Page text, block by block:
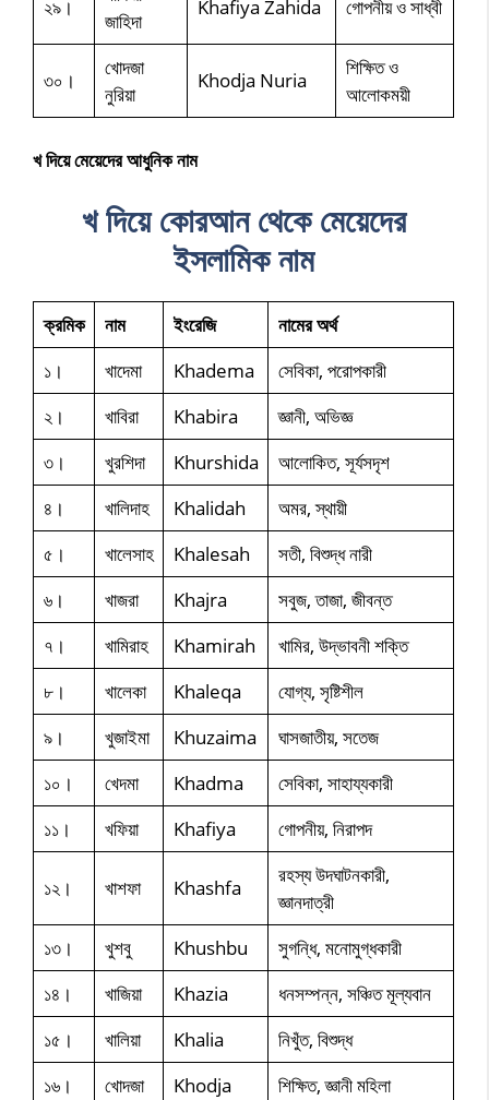
২৯।
জাহিদা
Khafiya Zahida গোপনীয় ও সাধ্বী
৩০।
খোদজা
নুরিয়া
Khodja Nuria
শিক্ষিত ও
আলোকময়ী
খ দিয়ে মেয়েদের আধুনিক নাম
খ দিয়েকোরআন থেকেমেয়েদের
ইসলামিক নাম
ক্রমিক নাম ইংরেজি
নামের অর্থ
১।
খাদেমা Khadema
সেবিকা, পরোপকারী
২।
খাবিরা Khabira
জ্ঞানী, অভিজ্ঞ
৩।
খুরশিদা Khurshida
আলোকিত, সূর্যসদৃশ
৪।
খালিদাহ Khalidah
অমর, স্থায়ী
৫।
খালেসাহ Khalesah
সতী, বিশুদ্ধ নারী
৬।
খাজরা Khajra
সবুজ, তাজা, জীবন্ত
৭।
খামিরাহ Khamirah
খামির, উদ্ভাবনী শক্তি
৮।
খালেকা Khaleqa
যোগ্য, সৃষ্টিশীল
৯।
খুজাইমা Khuzaima
ঘাসজাতীয়, সতেজ
১০।
খেদমা Khadma
সেবিকা, সাহায্যকারী
১১।
খফিয়া Khafiya গোপনীয়, নিরাপদ
১২। খাশফা Khashfa
রহস্য উদঘাটনকারী,
জ্ঞানদাত্রী
১৩।
খুশবু Khushbu
সুগন্ধি, মনোমুগ্ধকারী
১৪।
খাজিয়া Khazia
ধনসম্পন্ন, সঞ্চিত মূল্যবান
১৫।
খালিয়া Khalia
নিখুঁত, বিশুদ্ধ
১৬।
খোদজা Khodja
শিক্ষিত, জ্ঞানী মহিলা